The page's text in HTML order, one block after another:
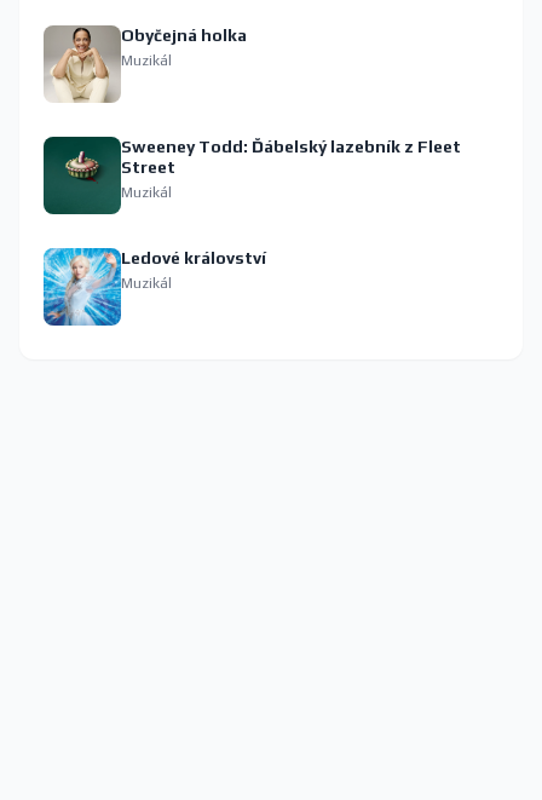
Obyčejná holka
Muzikál
Sweeney Todd: Ďábelský lazebník z Fleet
Street
Muzikál
Ledové království
Muzikál